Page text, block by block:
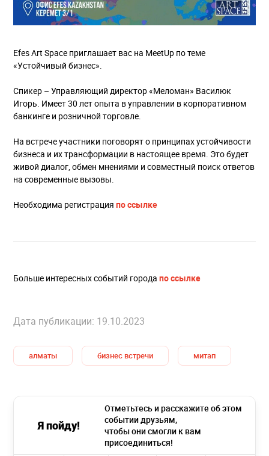
Efes Art Space приглашает вас на MeetUp по теме
«Устойчивый бизнес».
Спикер – Управляющий директор «Меломан» Василюк
Игорь. Имеет 30 лет опыта в управлении в корпоративном
банкинге и розничной торговле.
На встрече участники поговорят о принципах устойчивости
бизнеса и их трансформации в настоящее время. Это будет
живой диалог, обмен мнениями и совместный поиск ответов
на современные вызовы.
Необходима регистрация по ссылке
Больше интересных событий города по ссылке
Дата публикации: 19.10.2023
алматы бизнес встречи митап
Я пойду!
Отметьтесь и расскажите об этом
событии друзьям,
чтобы они смогли к вам
присоединиться!